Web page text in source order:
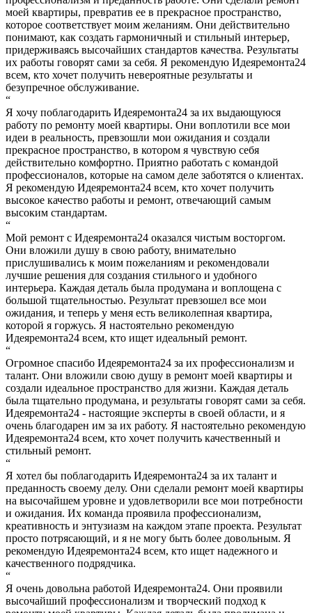
моей квартиры, превратив ее в прекрасное пространство,
которое соответствует моим желаниям. Они действительно
понимают, как создать гармоничный и стильный интерьер,
придерживаясь высочайших стандартов качества. Результаты
их работы говорят сами за себя. Я рекомендую Идеяремонта24
всем, кто хочет получить невероятные результаты и
безупречное обслуживание.
“
Я хочу поблагодарить Идеяремонта24 за их выдающуюся
работу по ремонту моей квартиры. Они воплотили все мои
идеи в реальность, превзошли мои ожидания и создали
прекрасное пространство, в котором я чувствую себя
действительно комфортно. Приятно работать с командой
профессионалов, которые на самом деле заботятся о клиентах.
Я рекомендую Идеяремонта24 всем, кто хочет получить
высокое качество работы и ремонт, отвечающий самым
высоким стандартам.
“
Мой ремонт с Идеяремонта24 оказался чистым восторгом.
Они вложили душу в свою работу, внимательно
прислушивались к моим пожеланиям и рекомендовали
лучшие решения для создания стильного и удобного
интерьера. Каждая деталь была продумана и воплощена с
большой тщательностью. Результат превзошел все мои
ожидания, и теперь у меня есть великолепная квартира,
которой я горжусь. Я настоятельно рекомендую
Идеяремонта24 всем, кто ищет идеальный ремонт.
“
Огромное спасибо Идеяремонта24 за их профессионализм и
талант. Они вложили свою душу в ремонт моей квартиры и
создали идеальное пространство для жизни. Каждая деталь
была тщательно продумана, и результаты говорят сами за себя.
Идеяремонта24 - настоящие эксперты в своей области, и я
очень благодарен им за их работу. Я настоятельно рекомендую
Идеяремонта24 всем, кто хочет получить качественный и
стильный ремонт.
“
Я хотел бы поблагодарить Идеяремонта24 за их талант и
преданность своему делу. Они сделали ремонт моей квартиры
на высочайшем уровне и удовлетворили все мои потребности
и ожидания. Их команда проявила профессионализм,
креативность и энтузиазм на каждом этапе проекта. Результат
просто потрясающий, и я не могу быть более довольным. Я
рекомендую Идеяремонта24 всем, кто ищет надежного и
качественного подрядчика.
“
Я очень довольна работой Идеяремонта24. Они проявили
высочайший профессионализм и творческий подход к